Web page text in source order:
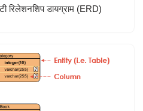
रिलेशनशिप डायग्राम (ERD)